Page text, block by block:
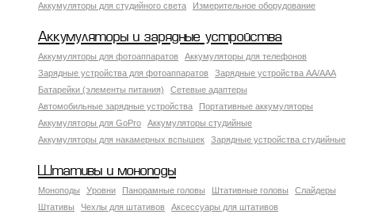
Аккумуляторы для студийного света
Измерительное оборудование
Аккумуляторы и зарядные устройства
Аккумуляторы для фотоаппаратов
Аккумуляторы для телефонов
Зарядные устройства для фотоаппаратов
Зарядные устройства AA/AAA
Батарейки (элементы питания)
Сетевые адаптеры
Автомобильные зарядные устройства
Портативные аккумуляторы
Аккумуляторы для GoPro
Аккумуляторы студийные
Аккумуляторы для накамерных вспышек
Зарядные устройства студийные
Штативы и моноподы
Моноподы Уровни Панорамные головы Штативные головы
Слайдеры
Штативы
Чехлы для штативов
Аксессуары для штативов